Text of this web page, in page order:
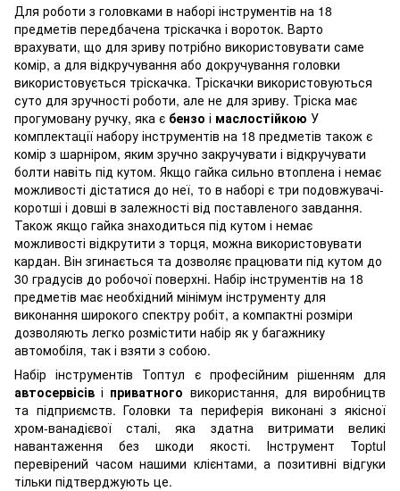
Для роботи з головками в наборі інструментів на 18
предметів передбачена тріскачка і вороток. Варто
врахувати, що для зриву потрібно використовувати саме
комір, а для відкручування або докручування головки
використовується тріскачка. Тріскачки використовуються
суто для зручності роботи, але не для зриву. Тріска має
прогумовану ручку, яка є бензо і маслостійкою У
комплектації набору інструментів на 18 предметів також є
комір з шарніром, яким зручно закручувати і відкручувати
болти навіть під кутом. Якщо гайка сильно втоплена і немає
можливості дістатися до неї, то в наборі є три подовжувачі-
коротші і довші в залежності від поставленого завдання.
Також якщо гайка знаходиться під кутом і немає
можливості відкрутити з торця, можна використовувати
кардан. Він згинається та дозволяє працювати під кутом до
30 градусів до робочої поверхні. Набір інструментів на 18
предметів має необхідний мінімум інструменту для
виконання широкого спектру робіт, а компактні розміри
дозволяють легко розмістити набір як у багажнику
автомобіля, так і взяти з собою.
Набір інструментів Топтул є професійним рішенням для
автосервісіві приватного використання, для виробництв
та підприємств. Головки та периферія виконані з якісної
хром-ванадієвої сталі, яка здатна витримати великі
навантаження без шкоди якості. Інструмент Toptul
перевірений часом нашими клієнтами, а позитивні відгуки
тільки підтверджують це.